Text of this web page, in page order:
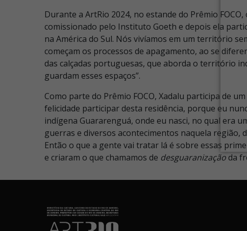
Durante a ArtRio 2024, no estande do Prêmio
comissionado pelo Instituto Goeth e depois ela
na América do Sul. Nós vivíamos em um território
começam os processos de apagamento, ao se
das calçadas portuguesas, que aborda o território
guardam esses espaços”.
Como parte do Prêmio FOCO, Xadalu participa de
felicidade participar desta residência, porque eu
indígena Guararenguá, onde eu nasci, no qual era
guerras e diversos acontecimentos naquela
Então o que a gente vai tratar lá é sobre essas
e criaram o que chamamos de desguaranização da